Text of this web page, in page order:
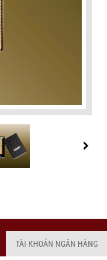
TÀI KHOẢN NGÂN HÀNG